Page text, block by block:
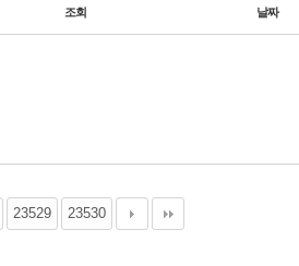
조회 날짜
23529 23530